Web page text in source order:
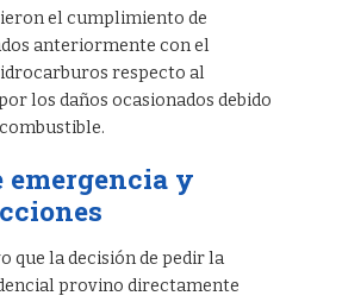
el cumplimiento de
anteriormente con el
respecto al
los daños ocasionados debido
emergencia y
que la decisión de pedir la
provino directamente